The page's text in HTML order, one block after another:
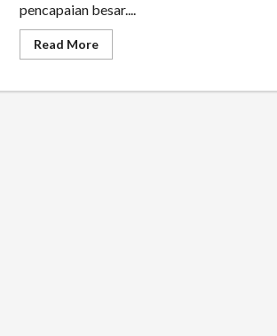
pencapaian besar....
Read MoreRead
more
Aulia,